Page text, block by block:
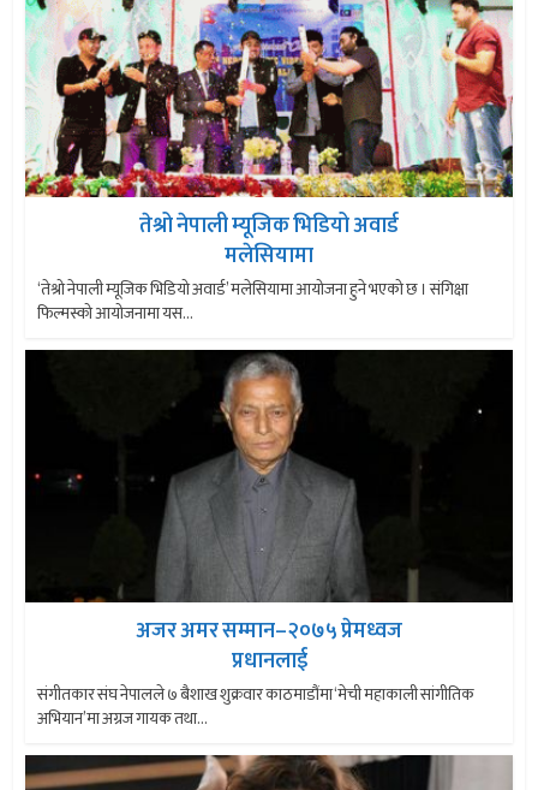
तेश्रो नेपाली म्यूजिक भिडियो अवार्ड
मलेसियामा
‘तेश्रो नेपाली म्यूजिक भिडियो अवार्ड’ मलेसियामा आयोजना हुने भएको छ । संगिक्षा
फिल्मस्को आयोजनामा यस...
अजर अमर सम्मान–२०७५ प्रेमध्वज
प्रधानलाई
संगीतकार संघ नेपालले ७ बैशाख शुक्रवार काठमाडौंमा ‘मेची महाकाली सांगीतिक
अभियान’मा अग्रज गायक तथा...